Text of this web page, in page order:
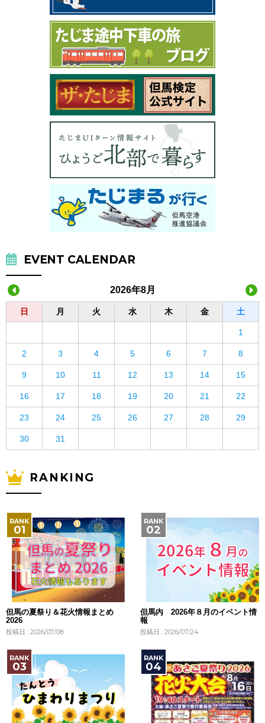
EVENT CALENDAR
2026年8月
日 月 火 水 木 金 土
1
2 3 4 5 6 7 8
9 10 11 12 13 14 15
16 17 18 19 20 21 22
23 24 25 26 27 28 29
30 31
RANKING
但馬の夏祭り＆花火情報まとめ
2026
投稿日 : 2026/07/08
但馬内 2026年８月のイベント情
報
投稿日 : 2026/07/24